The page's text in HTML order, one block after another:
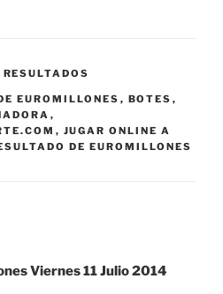
RESULTADOS
EUROMILLONES , BOTES ,
,
, JUGAR ONLINE A
DE EUROMILLONES
Viernes 11 Julio 2014